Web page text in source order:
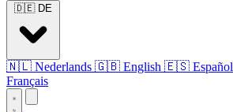
🇩🇪 DE
🇳🇱 Nederlands 🇬🇧 English 🇪🇸 Español
Français